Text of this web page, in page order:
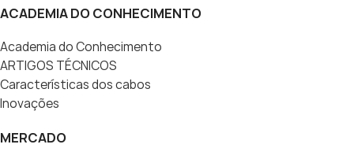
ACADEMIA DO CONHECIMENTO
Academia do Conhecimento
ARTIGOS TÉCNICOS
Características dos cabos
Inovações
MERCADO